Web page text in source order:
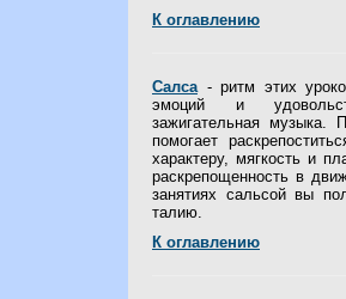
К оглавлению
Салса- ритм этих
эмоций и
зажигательная музыка.
помогает
характеру, мягкость и
раскрепощенность в
занятиях сальсой вы
талию.
К оглавлению